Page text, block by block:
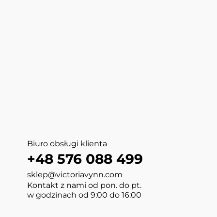
Biuro obsługi klienta
+48 576 088 499
sklep@victoriavynn.com
Kontakt z nami od pon. do pt.
w godzinach od 9:00 do 16:00